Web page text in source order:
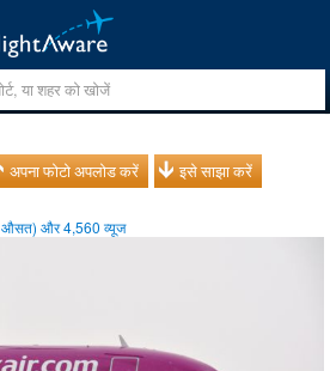
अपना फोटो अपलोड करें इसे साझा करें
औसत) और4,560 व्यूज